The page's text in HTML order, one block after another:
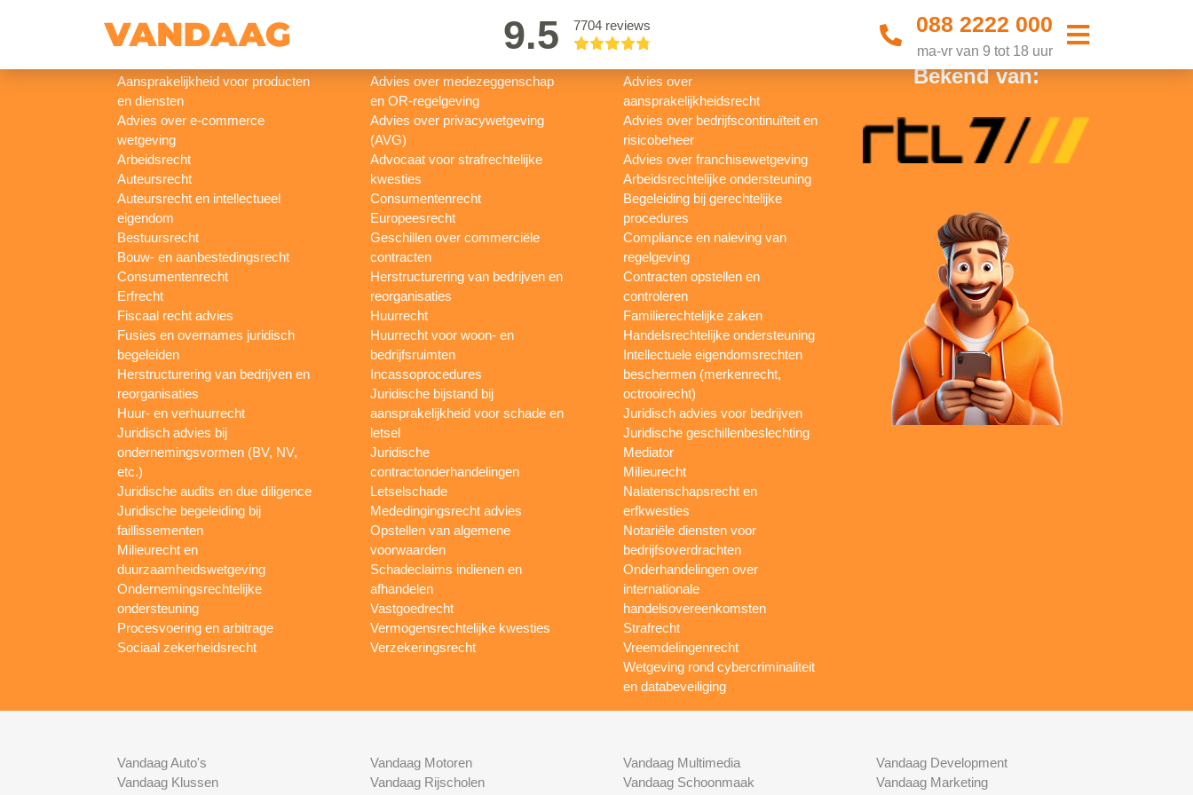
9.5 7704 reviews 088 2222 000
ma-vr van 9 tot 18 uur
Aansprakelijkheid voor producten
en diensten
Advies over e-commerce
wetgeving
Arbeidsrecht
Auteursrecht
Auteursrecht en intellectueel
eigendom
Bestuursrecht
Bouw- en aanbestedingsrecht
Consumentenrecht
Erfrecht
Fiscaal recht advies
Fusies en overnames juridisch
begeleiden
Herstructurering van bedrijven en
reorganisaties
Huur- en verhuurrecht
Juridisch advies bij
ondernemingsvormen (BV, NV,
etc.)
Juridische audits en due diligence
Juridische begeleiding bij
faillissementen
Milieurecht en
duurzaamheidswetgeving
Ondernemingsrechtelijke
ondersteuning
Procesvoering en arbitrage
Sociaal zekerheidsrecht
Advies over medezeggenschap
en OR-regelgeving
Advies over privacywetgeving
(AVG)
Advocaat voor strafrechtelijke
kwesties
Consumentenrecht
Europeesrecht
Geschillen over commerciële
contracten
Herstructurering van bedrijven en
reorganisaties
Huurrecht
Huurrecht voor woon- en
bedrijfsruimten
Incassoprocedures
Juridische bijstand bij
aansprakelijkheid voor schade en
letsel
Juridische
contractonderhandelingen
Letselschade
Mededingingsrecht advies
Opstellen van algemene
voorwaarden
Schadeclaims indienen en
afhandelen
Vastgoedrecht
Vermogensrechtelijke kwesties
Verzekeringsrecht
Advies over
aansprakelijkheidsrecht
Advies over bedrijfscontinuïteit en
risicobeheer
Advies over franchisewetgeving
Arbeidsrechtelijke ondersteuning
Begeleiding bij gerechtelijke
procedures
Compliance en naleving van
regelgeving
Contracten opstellen en
controleren
Familierechtelijke zaken
Handelsrechtelijke ondersteuning
Intellectuele eigendomsrechten
beschermen (merkenrecht,
octrooirecht)
Juridisch advies voor bedrijven
Juridische geschillenbeslechting
Mediator
Milieurecht
Nalatenschapsrecht en
erfkwesties
Notariële diensten voor
bedrijfsoverdrachten
Onderhandelingen over
internationale
handelsovereenkomsten
Strafrecht
Vreemdelingenrecht
Wetgeving rond cybercriminaliteit
en databeveiliging
Bekend van:
Vandaag Auto's
Vandaag Klussen
Vandaag Motoren
Vandaag Rijscholen
Vandaag Multimedia
Vandaag Schoonmaak
Vandaag Development
Vandaag Marketing